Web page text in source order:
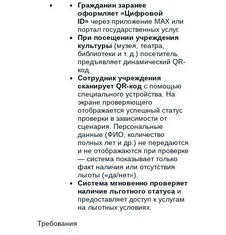
Гражданин заранее
оформляет «Цифровой
ID» через приложение MAX или
портал государственных услуг.
При посещении учреждения
культуры (музея, театра,
библиотеки и т. д.) посетитель
предъявляет динамический QR-
код.
Сотрудник учреждения
сканирует QR-код с помощью
специального устройства. На
экране проверяющего
отображается успешный статус
проверки в зависимости от
сценария. Персональные
данные (ФИО, количество
полных лет и др.) не передаются
и не отображаются при проверке
— система показывает только
факт наличия или отсутствия
льготы («да/нет»).
Система мгновенно проверяет
наличие льготного статуса и
предоставляет доступ к услугам
на льготных условиях.
Требования